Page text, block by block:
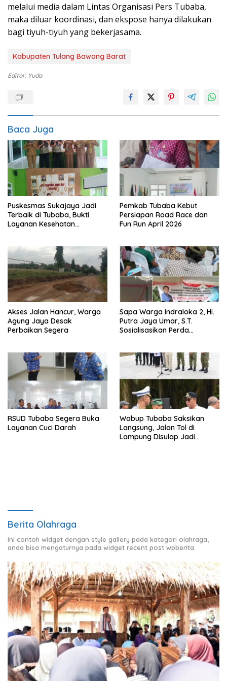
melalui media dalam Lintas Organisasi Pers Tubaba,
maka diluar koordinasi, dan ekspose hanya dilakukan
bagi tiyuh-tiyuh yang bekerjasama.
Kabupaten Tulang Bawang Barat
Editor: Yuda
Baca Juga
Puskesmas Sukajaya Jadi
Terbaik di Tubaba, Bukti
Layanan Kesehatan
Pemkab Tubaba Kebut
Persiapan Road Race dan
Fun Run April 2026
Akses Jalan Hancur, Warga
Agung Jaya Desak
Perbaikan Segera
Sapa Warga Indraloka 2, Hi.
Putra Jaya Umar, S.T.
Sosialisasikan Perda
RSUD Tubaba Segera Buka
Layanan Cuci Darah
Wabup Tubaba Saksikan
Langsung, Jalan Tol di
Lampung Disulap Jadi
Berita Olahraga
Ini contoh widget dengan style gallery pada kategori olahraga,
anda bisa mengaturnya pada widget recent post wpberita.